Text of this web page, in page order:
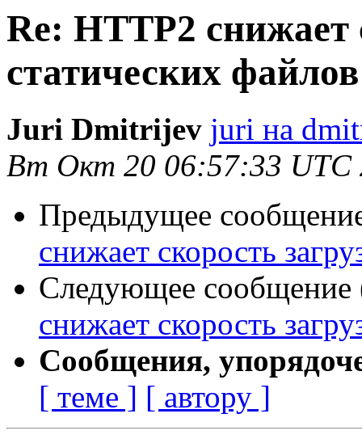
Re: HTTP2 снижает
статических файлов
Juri Dmitrijev juri на
Вт Окт 20 06:57:33 UTC
Предыдущее
снижает скорость
Следующее сообщение
снижает скорость
Сообщения,
[ теме ] [ автору ]